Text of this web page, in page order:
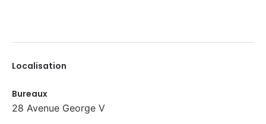
Localisation
Bureaux
28 Avenue George V